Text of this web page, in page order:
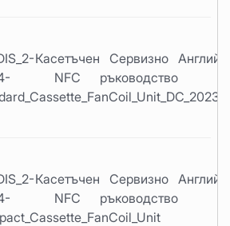
Касетъчен
NFC
Сервизно
ръководство
Касетъчен
NFC
Сервизно
ръководство